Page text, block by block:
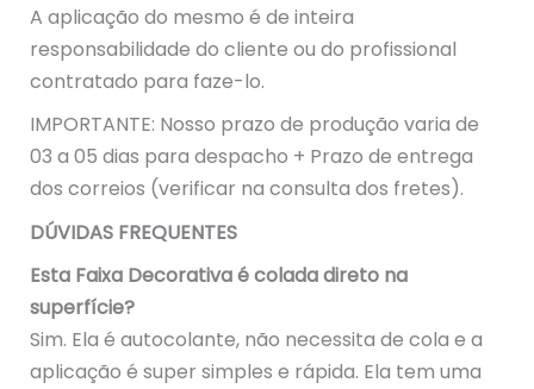
A aplicação do mesmo é de inteira
responsabilidade do cliente ou do profissional
contratado para faze-lo.
IMPORTANTE: Nosso prazo de produção varia de
03 a 05 dias para despacho + Prazo de entrega
dos correios (verificar na consulta dos fretes).
DÚVIDAS FREQUENTES
Esta Faixa Decorativa é colada direto na
superfície?
Sim. Ela é autocolante, não necessita de cola e a
aplicação é super simples e rápida. Ela tem uma